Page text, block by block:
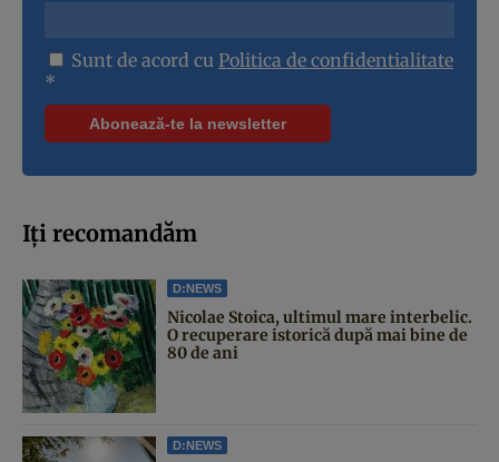
Sunt de acord cu Politica de confidentialitate
*
Iți recomandăm
D:NEWS
Nicolae Stoica, ultimul mare interbelic.
O recuperare istorică după mai bine de
80 de ani
D:NEWS